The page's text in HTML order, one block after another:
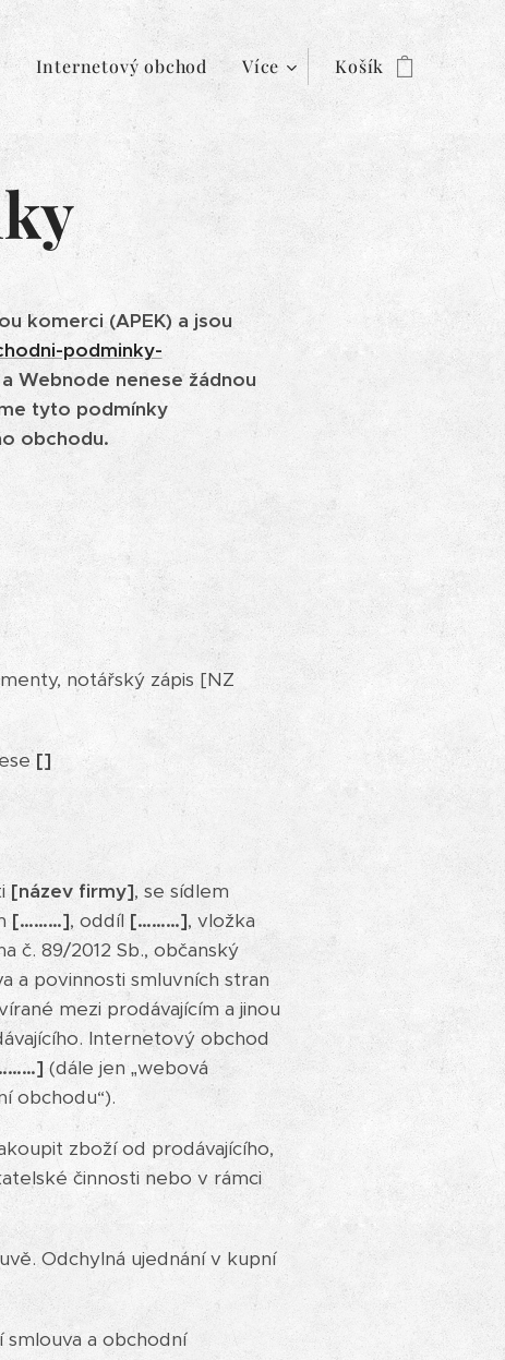
Internetový obchod Více Košík
komerci (APEK) a jsou
podminky-
Webnode nenese žádnou
tyto podmínky
obchodu.
notářský zápis [NZ
[]
[název firmy], se sídlem
[………], oddíl [………], vložka
č. 89/2012 Sb., občanský
a povinnosti smluvních stran
mezi prodávajícím a jinou
Internetový obchod
(dále jen „webová
obchodu“).
zboží od prodávajícího,
činnosti nebo v rámci
Odchylná ujednání v kupní
a obchodní